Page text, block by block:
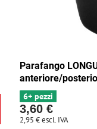
Parafango
anteriore/
6+ pezzi
3,60 €
2,95 €escl. IVA